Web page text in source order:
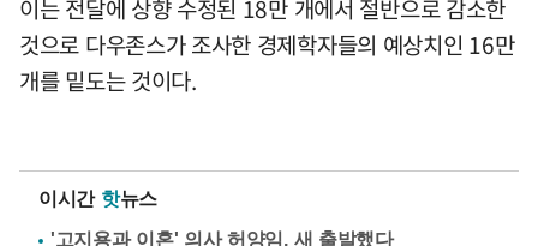
이는 전달에 상향 수정된 18만 개에서 절반으로 감소한
것으로 다우존스가 조사한 경제학자들의 예상치인 16만
개를 밑도는 것이다.
이시간 핫뉴스
'고지용과 이혼' 의사 허양임, 새 출발했다